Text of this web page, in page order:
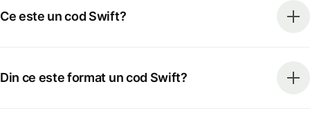
Ce este un cod Swift?
Din ce este format un cod Swift?